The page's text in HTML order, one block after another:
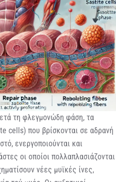
τη φλεγμονώδη φάση, τα
cells) που βρίσκονται σε αδρανή
ενεργοποιούνται και
οι οποίοι πολλαπλασιάζονται
νέες μυϊκές ίνες,